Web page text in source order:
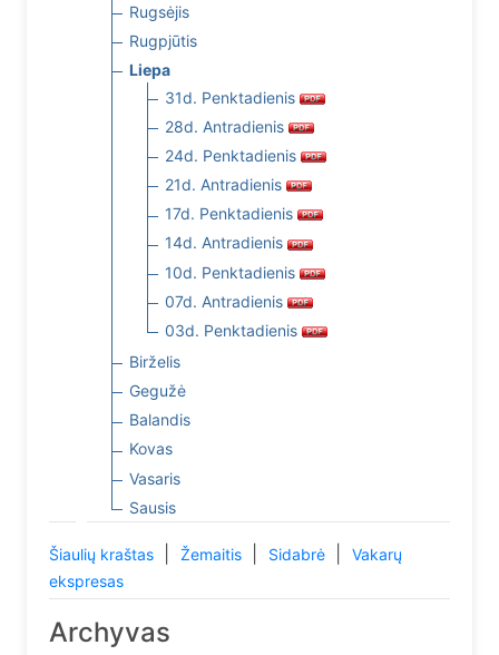
Rugsėjis
Rugpjūtis
Liepa
31d. Penktadienis
28d. Antradienis
24d. Penktadienis
21d. Antradienis
17d. Penktadienis
14d. Antradienis
10d. Penktadienis
07d. Antradienis
03d. Penktadienis
Birželis
Gegužė
Balandis
Kovas
Vasaris
Sausis
Šiaulių kraštas Žemaitis Sidabrė
Vakarų
ekspresas
Archyvas